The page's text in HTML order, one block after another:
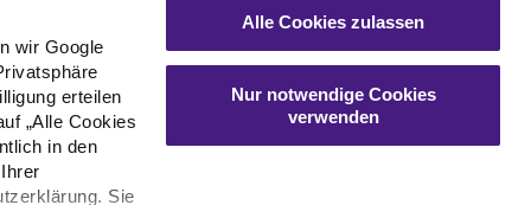
wir Google
erteilen
„Alle Cookies
in den
Sie
Alle Cookies zulassen
Nur notwendige Cookies
verwenden